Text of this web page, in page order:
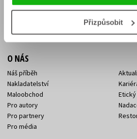
Přizpůsobit
KONTAKTY
Sídlo společnosti
O NÁS
Náš příběh
Nakladatelství
Maloobchod
Pro autory
Pro partnery
Pro média